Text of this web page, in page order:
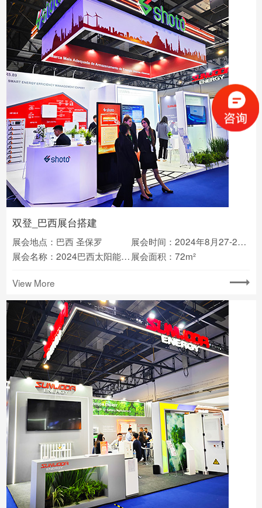
双登_巴西展台搭建
展会地点：巴西 圣保罗
展会时间：2024年8月27-29日
展会名称：2024巴西太阳能及智慧储能展intersolar 展会面积：72m²
View More